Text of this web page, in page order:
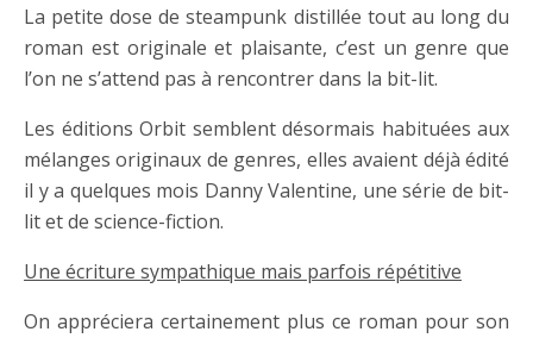
La petite dose de steampunk distillée tout au long du
roman est originale et plaisante, c’est un genre que
l’on ne s’attend pas à rencontrer dans la bit-lit.
Les éditions Orbit semblent désormais habituées aux
mélanges originaux de genres, elles avaient déjà édité
il y a quelques mois Danny Valentine, une série de bit-
lit et de science-fiction.
Une écriture sympathique mais parfois répétitive
On appréciera certainement plus ce roman pour son